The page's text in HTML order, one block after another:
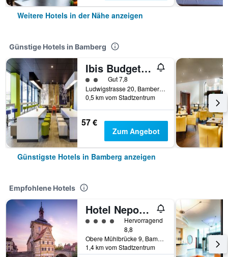
Weitere Hotels in der Nähe anzeigen
Günstige Hotels in Bamberg
Ibis Budget Bamberg
Bewertungskategorie 2
Gut 7,8
Ludwigstrasse 20, Bamberg, Bayern, Deutschland
0,5 km vom Stadtzentrum
57 €
Zum Angebot
Günstigste Hotels in Bamberg anzeigen
Empfohlene Hotels
Hotel Nepomuk
Bewertungskategorie 4
Hervorragend
8,8
Obere Mühlbrücke 9, Bamberg, Bayern, Deutschland
1,4 km vom Stadtzentrum